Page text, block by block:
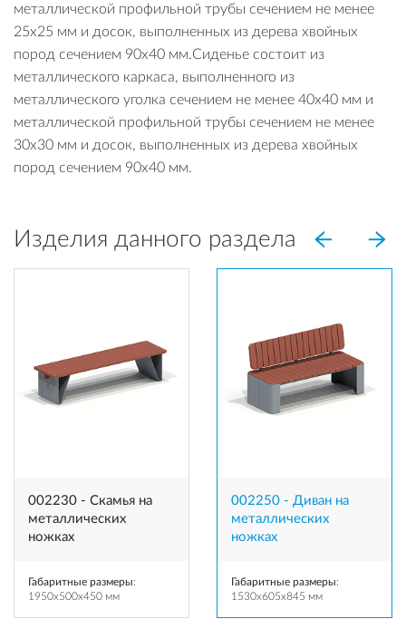
металлической профильной трубы сечением не менее
25х25 мм и досок, выполненных из дерева хвойных
пород сечением 90х40 мм.Сиденье состоит из
металлического каркаса, выполненного из
металлического уголка сечением не менее 40х40 мм и
металлической профильной трубы сечением не менее
30х30 мм и досок, выполненных из дерева хвойных
пород сечением 90х40 мм.
Изделия данного раздела
002230 - Скамья на
металлических
ножках
Габаритные размеры:
1950x500x450 мм
002250 - Диван на
металлических
ножках
Габаритные размеры:
1530x605x845 мм